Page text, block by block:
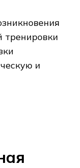
тренировки
и